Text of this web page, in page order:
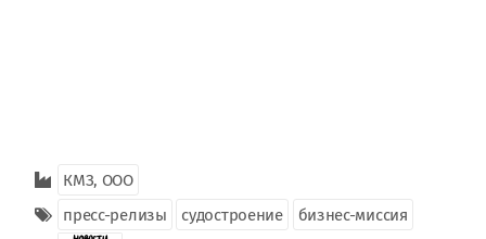
КМЗ, ООО
пресс-релизы
судостроение бизнес-миссия